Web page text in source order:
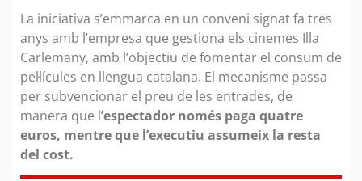
La iniciativa s’emmarca en un conveni signat fa tres
anys amb l’empresa que gestiona els cinemes Illa
Carlemany, amb l’objectiu de fomentar el consum de
pel·lícules en llengua catalana. El mecanisme passa
per subvencionar el preu de les entrades, de
manera que l’espectador només paga quatre
euros, mentre que l’executiu assumeix la resta
del cost.